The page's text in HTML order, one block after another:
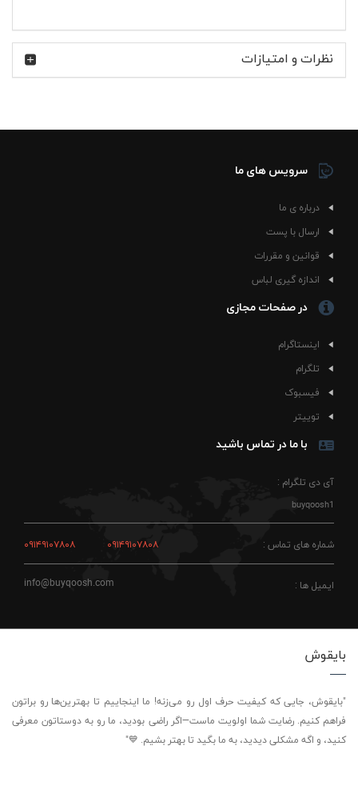
نظرات و امتیازات
سرویس های ما
درباره ی ما
ارسال با پست
قوانین و مقررات
اندازه گیری لباس
در صفحات مجازی
اینستاگرام
تلگرام
فیسبوک
توییتر
با ما در تماس باشید
آی دی تلگرام :
buyqoosh1
شماره های تماس : ۰۹۱۴۹۱۰۷۸۰۸ ۰۹۱۴۹۱۰۷۸۰۸
ایمیل ها : info@buyqoosh.com
بایقوش
"بایقوش، جایی که کیفیت حرف اول رو می‌زنه! ما اینجاییم تا بهترین‌ها رو براتون
فراهم کنیم. رضایت شما اولویت ماست—اگر راضی بودید، ما رو به دوستاتون معرفی
کنید، و اگه مشکلی دیدید، به ما بگید تا بهتر بشیم. 💙"